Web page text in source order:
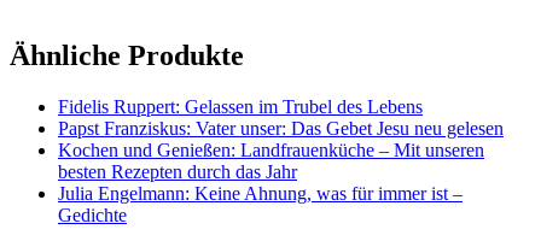
Ähnliche Produkte
Fidelis Ruppert: Gelassen im Trubel des Lebens
Papst Franziskus: Vater unser: Das Gebet Jesu neu gelesen
Kochen und Genießen: Landfrauenküche – Mit unseren
besten Rezepten durch das Jahr
Julia Engelmann: Keine Ahnung, was für immer ist –
Gedichte